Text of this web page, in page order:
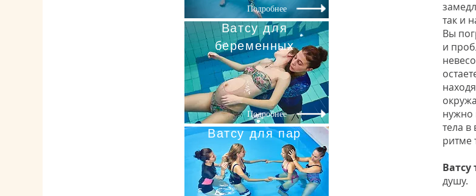
Подробнее
Ватсу для
беременных
Подробнее
Ватсу для пар
так и
Вы
и
нужно
тела в
ритме
Ватсу
душу.